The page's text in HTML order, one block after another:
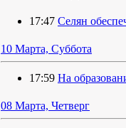
17:47 Селян
10 Марта, Суббота
17:59 На
08 Марта, Четверг